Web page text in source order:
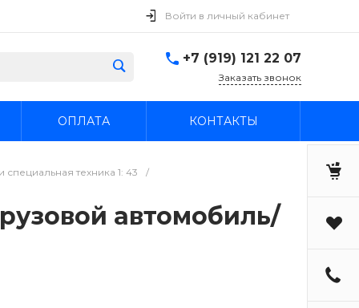
Войти в личный кабинет
+7 (919) 121 22 07
Заказать звонок
ОПЛАТА КОНТАКТЫ
техника 1: 43
/
автомобиль/